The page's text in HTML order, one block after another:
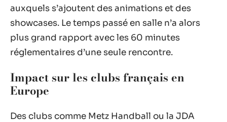
auxquels s’ajoutent des animations et des
showcases. Le temps passé en salle n’a alors
plus grand rapport avec les 60 minutes
réglementaires d’une seule rencontre.
Impact sur les clubs français en
Europe
Des clubs comme Metz Handball ou la JDA